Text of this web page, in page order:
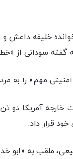
خلیفه داعش و
گفته سودانی از
مهم» را به
نیز وزارت خارجه
قرار داد.
ملقب به «ابو